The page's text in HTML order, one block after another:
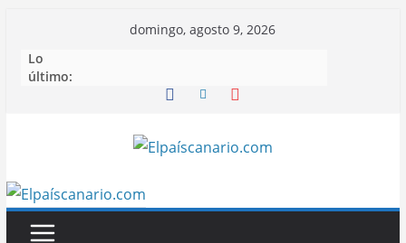
contenido
domingo, agosto 9, 2026
Lo
último: